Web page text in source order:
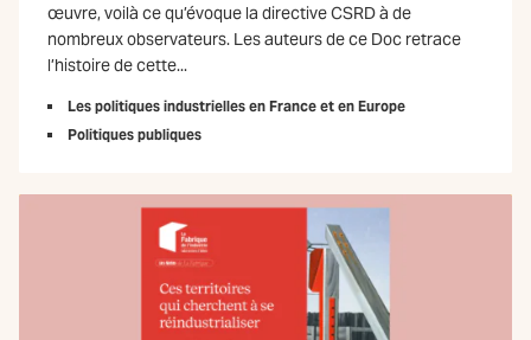
œuvre, voilà ce qu’évoque la directive CSRD à de
nombreux observateurs. Les auteurs de ce Doc retrace
l’histoire de cette...
Les politiques industrielles en France et en Europe
Politiques publiques